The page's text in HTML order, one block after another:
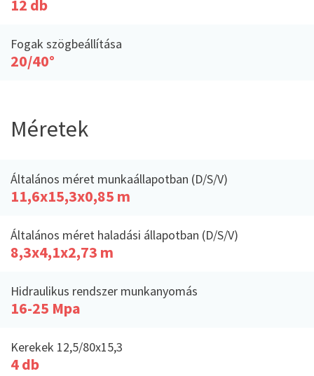
12 db
Fogak szögbeállítása
20/40°
Méretek
Általános méret munkaállapotban (D/S/V)
11,6x15,3x0,85 m
Általános méret haladási állapotban (D/S/V)
8,3x4,1x2,73 m
Hidraulikus rendszer munkanyomás
16-25 Mpa
Kerekek 12,5/80x15,3
4 db